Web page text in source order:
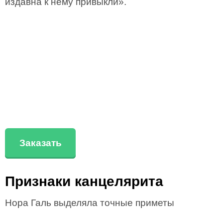
Заказать
Признаки канцелярита
Нора Галь выделяла точные приметы